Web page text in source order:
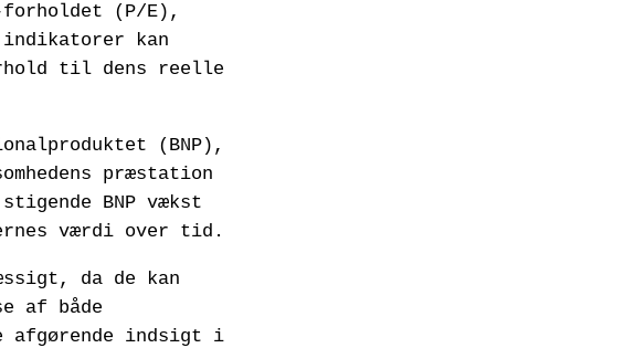
(P/E),
kan
til dens reelle
(BNP),
præstation
BNP vækst
værdi over tid.
da de kan
af både
afgørende indsigt i